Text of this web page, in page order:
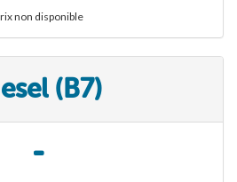
non disponible
(B7)
-